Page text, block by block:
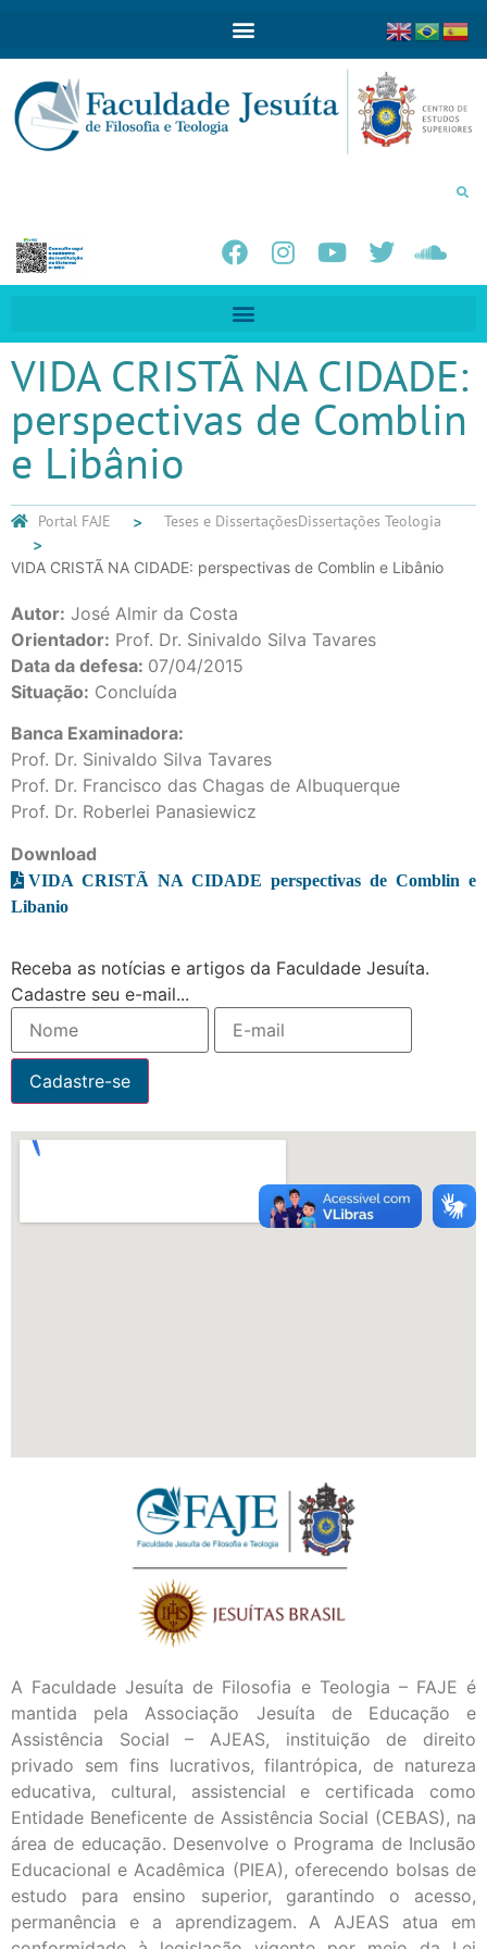
VIDA CRISTÃ NA CIDADE:
perspectivas de Comblin
e Libânio
Portal FAJE Teses e DissertaçõesDissertações Teologia
VIDA CRISTÃ NA CIDADE: perspectivas de Comblin e Libânio
Autor: José Almir da Costa
Orientador: Prof. Dr. Sinivaldo Silva Tavares
Data da defesa: 07/04/2015
Situação: Concluída
Banca Examinadora:
Prof. Dr. Sinivaldo Silva Tavares
Prof. Dr. Francisco das Chagas de Albuquerque
Prof. Dr. Roberlei Panasiewicz
Download
VIDA CRISTÃ NA CIDADE perspectivas de Comblin e
Libanio
Receba as notícias e artigos da Faculdade Jesuíta.
Cadastre seu e-mail...
A Faculdade Jesuíta de Filosofia e Teologia – FAJE é
mantida pela Associação Jesuíta de Educação e
Assistência Social – AJEAS, instituição de direito
privado sem fins lucrativos, filantrópica, de natureza
educativa, cultural, assistencial e certificada como
Entidade Beneficente de Assistência Social (CEBAS), na
área de educação. Desenvolve o Programa de Inclusão
Educacional e Acadêmica (PIEA), oferecendo bolsas de
estudo para ensino superior, garantindo o acesso,
permanência e a aprendizagem. A AJEAS atua em